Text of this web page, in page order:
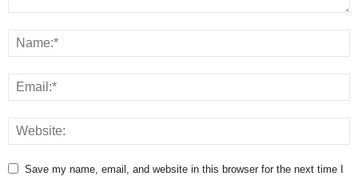
Save my name, email, and website in this browser for the next time I